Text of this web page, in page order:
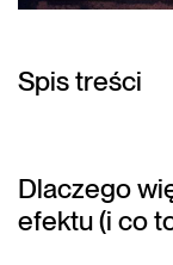
Spis treści
Dlaczego
efektu (i co